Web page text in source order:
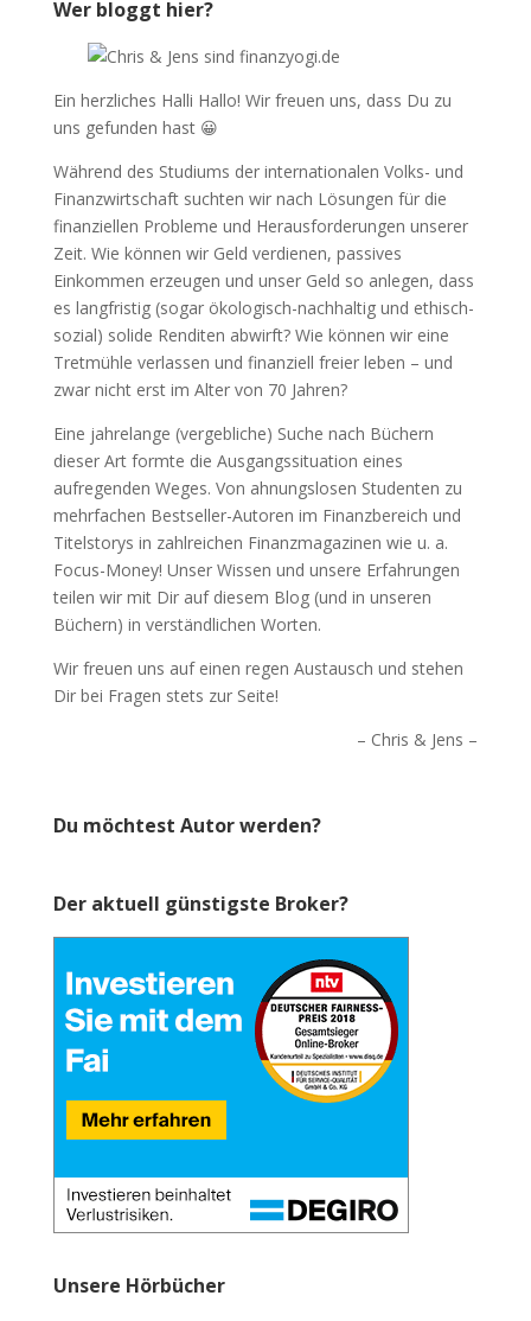
Wer bloggt hier?
Ein herzliches Halli Hallo! Wir freuen uns, dass Du zu
uns gefunden hast 😀
Während des Studiums der internationalen Volks- und
Finanzwirtschaft suchten wir nach Lösungen für die
finanziellen Probleme und Herausforderungen unserer
Zeit. Wie können wir Geld verdienen, passives
Einkommen erzeugen und unser Geld so anlegen, dass
es langfristig (sogar ökologisch-nachhaltig und ethisch-
sozial) solide Renditen abwirft? Wie können wir eine
Tretmühle verlassen und finanziell freier leben – und
zwar nicht erst im Alter von 70 Jahren?
Eine jahrelange (vergebliche) Suche nach Büchern
dieser Art formte die Ausgangssituation eines
aufregenden Weges. Von ahnungslosen Studenten zu
mehrfachen Bestseller-Autoren im Finanzbereich und
Titelstorys in zahlreichen Finanzmagazinen wie u. a.
Focus-Money! Unser Wissen und unsere Erfahrungen
teilen wir mit Dir auf diesem Blog (und in unseren
Büchern) in verständlichen Worten.
Wir freuen uns auf einen regen Austausch und stehen
Dir bei Fragen stets zur Seite!
– Chris & Jens –
Du möchtest Autor werden?
Der aktuell günstigste Broker?
Unsere Hörbücher